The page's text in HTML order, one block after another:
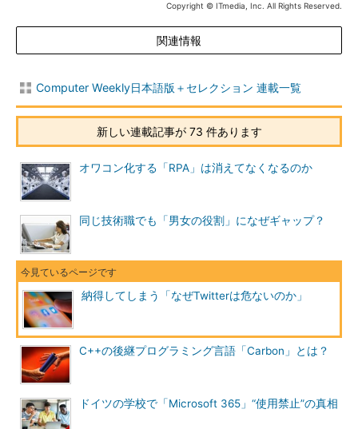
Copyright © ITmedia, Inc. All Rights Reserved.
関連情報
Computer Weekly日本語版＋セレクション 連載一覧
新しい連載記事が 73 件あります
オワコン化する「RPA」は消えてなくなるのか
同じ技術職でも「男女の役割」になぜギャップ？
納得してしまう「なぜTwitterは危ないのか」
C++の後継プログラミング言語「Carbon」とは？
ドイツの学校で「Microsoft 365」“使用禁止”の真相